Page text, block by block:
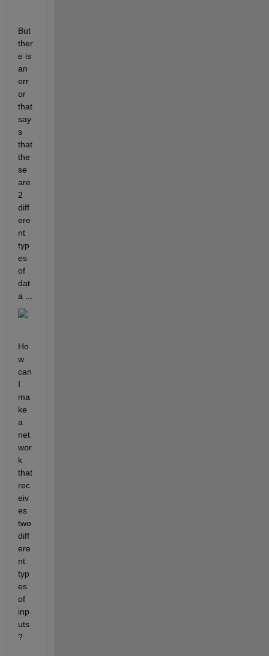
But
ther
e is
an
err
or
that
say
s
that
the
se
are
2
diff
ere
nt
typ
es
of
dat
a ...
Ho
w
can
I
ma
ke
a
net
wor
k
that
rec
eiv
es
two
diff
ere
nt
typ
es
of
inp
uts
?